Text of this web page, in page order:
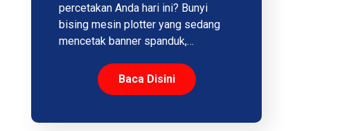
percetakan Anda hari ini? Bunyi
bising mesin plotter yang sedang
mencetak banner spanduk,…
Baca Disini